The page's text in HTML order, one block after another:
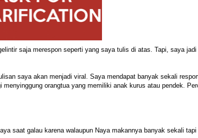
saja merespon seperti yang saya tulis di atas. Tapi, saya
saya akan menjadi viral. Saya mendapat banyak sekali
menyinggung orangtua yang memiliki anak kurus atau pendek.
saat galau karena walaupun Naya makannya banyak sekali